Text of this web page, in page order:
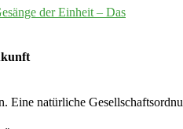
Eine natürliche